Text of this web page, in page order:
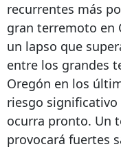
recurrentes más
gran terremoto en
un lapso que
entre los grandes
Oregón en los
riesgo
ocurra pronto. Un
provocará fuertes